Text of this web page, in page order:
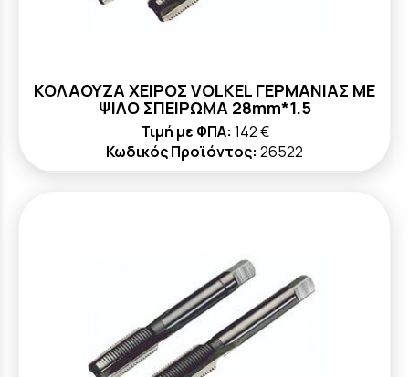
ΚΟΛΑΟΥΖΑ ΧΕΙΡΟΣ VOLKEL ΓΕΡΜΑΝΙΑΣ ΜΕ
ΨΙΛΟ ΣΠΕΙΡΩΜΑ 28mm*1.5
Τιμή με ΦΠΑ: 142 €
Κωδικός Προϊόντος: 26522